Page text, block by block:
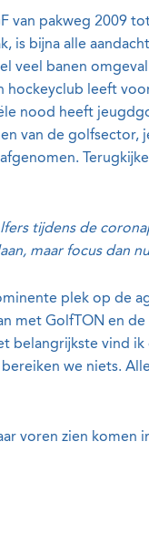
van pakweg 2009
is bijna alle
veel banen
leeft
nood heeft
van de
tijdens de
maar focus dan
plek op de
met GolfTON en
belangrijkste vind
we niets.
voren zien komen